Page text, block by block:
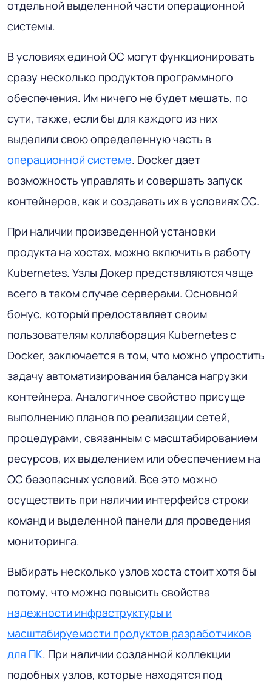
отдельной выделенной части операционной
системы.
В условиях единой ОС могут функционировать
сразу несколько продуктов программного
обеспечения. Им ничего не будет мешать, по
сути, также, если бы для каждого из них
выделили свою определенную часть в
операционной системе. Docker дает
возможность управлять и совершать запуск
контейнеров, как и создавать их в условиях ОС.
При наличии произведенной установки
продукта на хостах, можно включить в работу
Kubernetes. Узлы Докер представляются чаще
всего в таком случае серверами. Основной
бонус, который предоставляет своим
пользователям коллаборация Kubernetes с
Docker, заключается в том, что можно упростить
задачу автоматизирования баланса нагрузки
контейнера. Аналогичное свойство присуще
выполнению планов по реализации сетей,
процедурами, связанным с масштабированием
ресурсов, их выделением или обеспечением на
ОС безопасных условий. Все это можно
осуществить при наличии интерфейса строки
команд и выделенной панели для проведения
мониторинга.
Выбирать несколько узлов хоста стоит хотя бы
потому, что можно повысить свойства
надежности инфраструктуры и
масштабируемости продуктов разработчиков
для ПК. При наличии созданной коллекции
подобных узлов, которые находятся под